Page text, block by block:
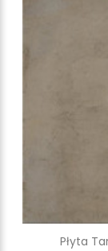
Płyta